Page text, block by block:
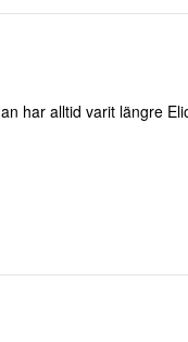
har alltid varit längre